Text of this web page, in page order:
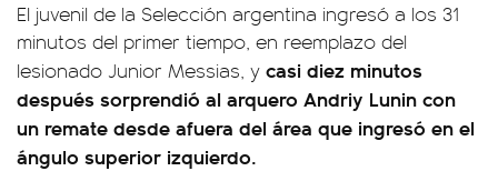
El juvenil de la Selección argentina ingresó a los 31
minutos del primer tiempo, en reemplazo del
lesionado Junior Messias, y casi diez minutos
después sorprendió al arquero Andriy Lunin con
un remate desde afuera del área que ingresó en el
ángulo superior izquierdo.